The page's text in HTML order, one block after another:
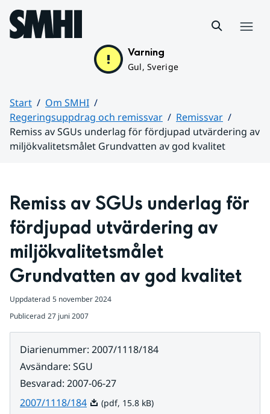
Hoppa till sidans innehåll
Varning
Gul, Sverige
Start
Om SMHI
Regeringsuppdrag och remissvar
Remissvar
Remiss av SGUs underlag för fördjupad utvärdering av
miljökvalitetsmålet Grundvatten av god kvalitet
Remiss av SGUs underlag för
fördjupad utvärdering av
miljökvalitetsmålet
Grundvatten av god kvalitet
Uppdaterad 5 november 2024
Publicerad 27 juni 2007
Diarienummer: 2007/1118/184
Avsändare: SGU
Besvarad: 2007-06-27
2007/1118/184Pdf, 15.8 kB.
(pdf, 15.8 kB)